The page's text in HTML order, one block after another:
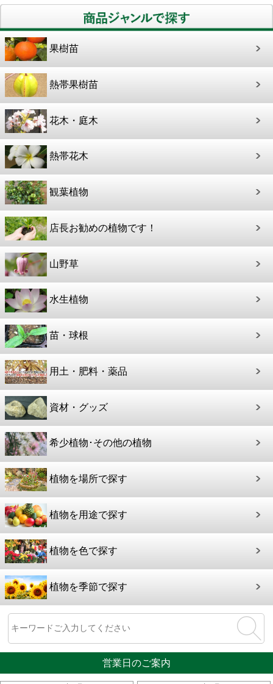
果樹苗
熱帯果樹苗
花木・庭木
熱帯花木
観葉植物
店長お勧めの植物です！
山野草
水生植物
苗・球根
用土・肥料・薬品
資材・グッズ
希少植物･その他の植物
植物を場所で探す
植物を用途で探す
植物を色で探す
植物を季節で探す
営業日のご案内